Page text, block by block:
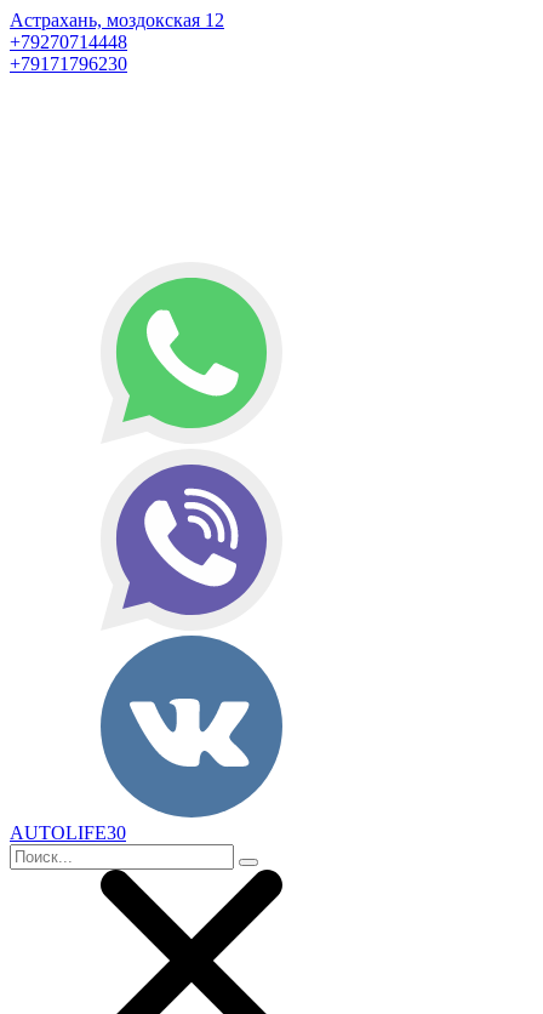
Астрахань, моздокская 12
+79270714448
+79171796230
AUTOLIFE30